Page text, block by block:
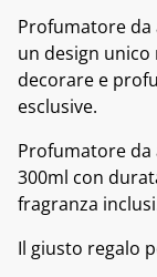
Profumatore da
un design
decorare e
esclusive.
Profumatore da
300ml con
fragranza
Il giusto regalo